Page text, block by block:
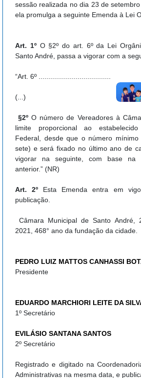
sessão realizada no dia 23 de
ela promulga a seguinte Emenda à Lei
Art. 1ºO §2º do art. 6º da Lei
Santo André, passa a vigorar com a
“Art. 6º .....................................
(...)
§2º O número de Vereadores à
limite proporcional ao
Federal, desde que o número
sete) e será fixado no último ano de
vigorar na seguinte, com base na
anterior.” (NR)
Art. 2º Esta Emenda entra em
publicação.
Câmara Municipal de Santo André,
2021, 468° ano da fundação da cidade.
PEDRO LUIZ MATTOS CANHASSI
Presidente
EDUARDO MARCHIORI LEITE DA
1º Secretário
EVILÁSIO SANTANA SANTOS
2º Secretário
Registrado e digitado na
Administrativas na mesma data, e